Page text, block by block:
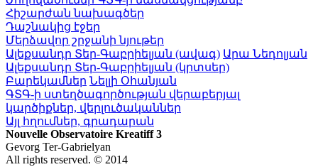
Հիշարժան նախագծեր
Դաշնակից էջեր
Մերձավոր շրջանի նյութեր
Ալեքսանդր Տեր-Գաբրիելյան (ավագ) Արա Նեդոլյան
Ալեքսանդր Տեր-Գաբրիելյան (կրտսեր)
Բարեկամներ Նելլի Օհանյան
ԳՏԳ-ի ստեղծագործության վերաբերյալ
կարծիքներ, վերլուծականներ
Այլ հղումներ, գրադարան
Nouvelle Observatoire Kreatiff 3
Gevorg Ter-Gabrielyan
All rights reserved. © 2014